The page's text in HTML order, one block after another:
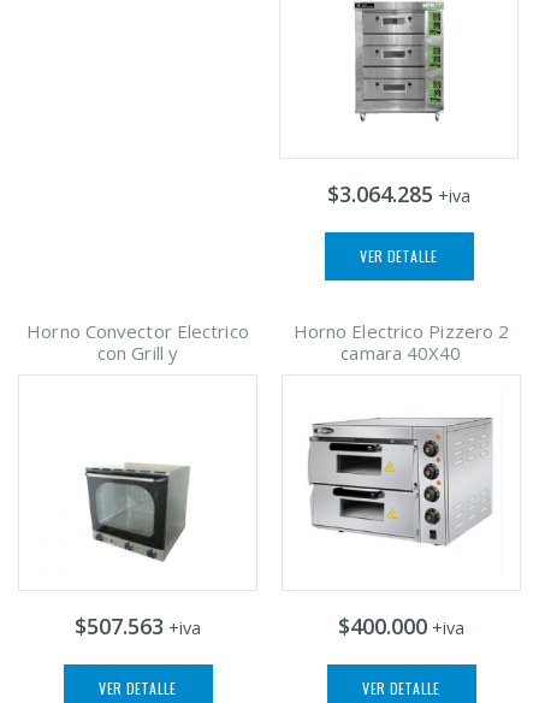
$3.064.285 +iva
VER DETALLE
Horno Convector Electrico
con Grill y
$507.563 +iva
VER DETALLE
Horno Electrico Pizzero 2
camara 40X40
$400.000 +iva
VER DETALLE